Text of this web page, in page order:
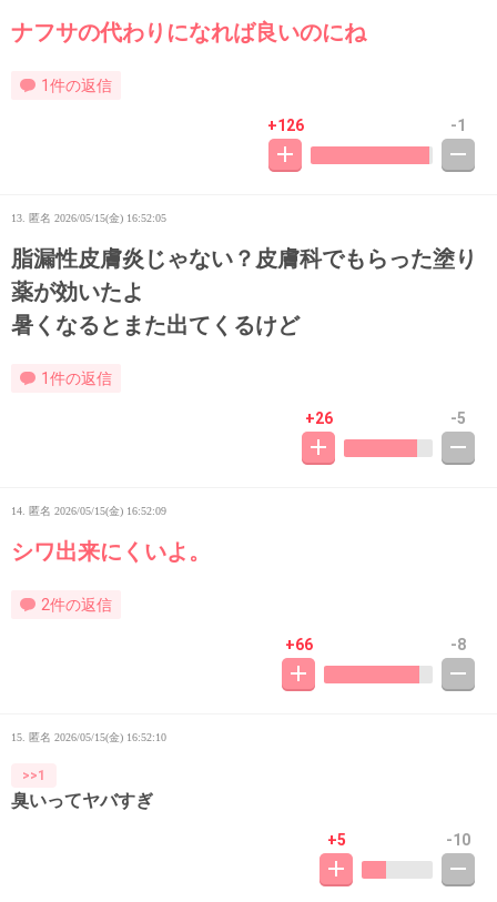
ナフサの代わりになれば良いのにね
1件の返信
+126 -1
13. 匿名 2026/05/15(金) 16:52:05
脂漏性皮膚炎じゃない？皮膚科でもらった塗り
薬が効いたよ
暑くなるとまた出てくるけど
1件の返信
+26 -5
14. 匿名 2026/05/15(金) 16:52:09
シワ出来にくいよ。
2件の返信
+66 -8
15. 匿名 2026/05/15(金) 16:52:10
>>1
臭いってヤバすぎ
+5 -10